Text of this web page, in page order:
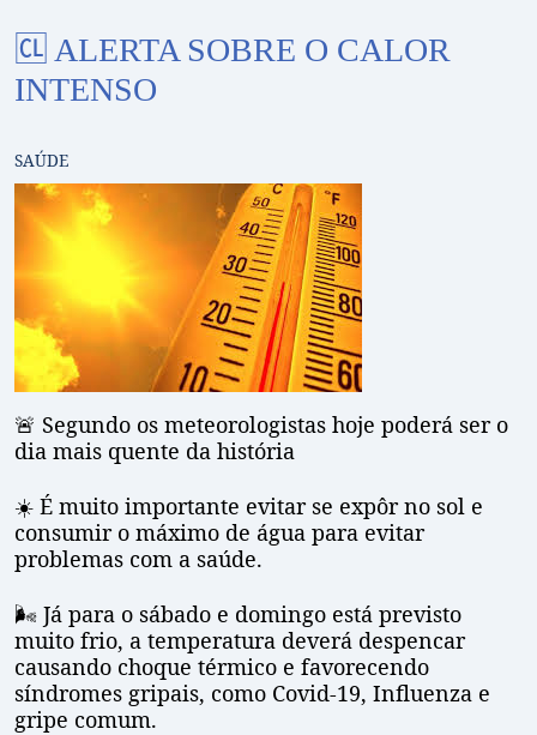
🆑 ALERTA SOBRE O CALOR
INTENSO
SAÚDE
🚨 Segundo os meteorologistas hoje poderá ser o
dia mais quente da história
☀️ É muito importante evitar se expôr no sol e
consumir o máximo de água para evitar
problemas com a saúde.
🌬️ Já para o sábado e domingo está previsto
muito frio, a temperatura deverá despencar
causando choque térmico e favorecendo
síndromes gripais, como Covid-19, Influenza e
gripe comum.